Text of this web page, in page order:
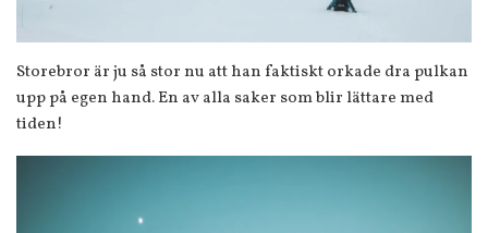
Storebror är ju så stor nu att han faktiskt orkade dra pulkan
upp på egen hand. En av alla saker som blir lättare med
tiden!